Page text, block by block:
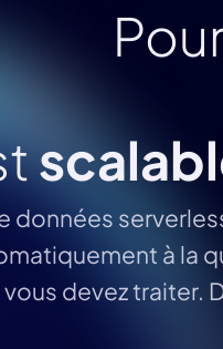
données
à la
devez traiter.